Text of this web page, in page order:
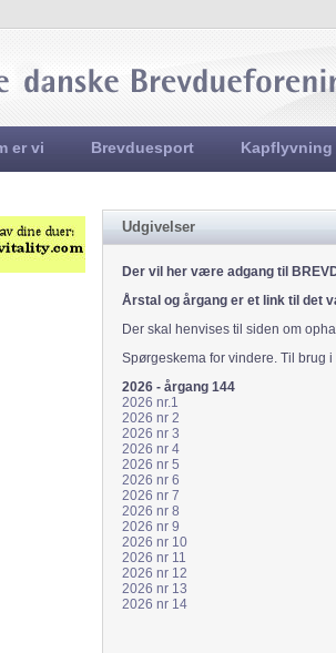
er vi Brevduesport Kapflyvning
Udgivelser
Der vil her være adgang til
Årstal og årgang er et link til det
Der skal henvises til siden om
Spørgeskema for vindere. Til brug
2026 - årgang 144
2026 nr.1
2026 nr 2
2026 nr 3
2026 nr 4
2026 nr 5
2026 nr 6
2026 nr 7
2026 nr 8
2026 nr 9
2026 nr 10
2026 nr 11
2026 nr 12
2026 nr 13
2026 nr 14